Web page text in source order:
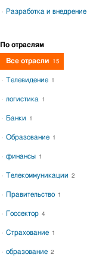
Разработка и внедрение
По отраслям
Все отрасли 15
Телевидение 1
логистика 1
Банки 1
Образование 1
финансы 1
Телекоммуникации 2
Правительство 1
Госсектор 4
Страхование 1
образование 2